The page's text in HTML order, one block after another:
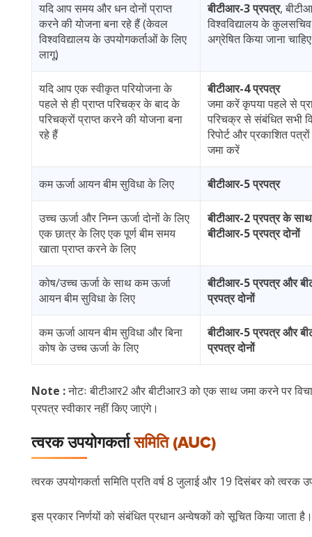
यदि आप समय और धन दोनों प्राप्त
करने की योजना बना रहे हैं (केवल
विश्वविद्यालय के उपयोगकर्ताओं के लिए
लागू)
बीटीआर-3 प्रपत्र,
विश्वविद्यालय के कुलसचिव
अग्रेषित किया जाना चाहिए
यदि आप एक स्वीकृत परियोजना के
पहले से ही प्राप्त परिचक्र के बाद के
परिचक्रों प्राप्त करने की योजना बना
रहे हैं
बीटीआर-4 प्रपत्र
जमा करें कृपया पहले से
परिचक्र से संबंधित सभी
रिपोर्ट और प्रकाशित
जमा करें
कम ऊर्जा आयन बीम सुविधा के लिए बीटीआर-5 प्रपत्र
उच्च ऊर्जा और निम्न ऊर्जा दोनों के लिए
एक छात्र के लिए एक पूर्ण बीम समय
खाता प्राप्त करने के लिए
बीटीआर-2 प्रपत्र के साथ
बीटीआर-5 प्रपत्र दोनों
कोष/उच्च ऊर्जा के साथ कम ऊर्जा
आयन बीम सुविधा के लिए
बीटीआर-5 प्रपत्र और
प्रपत्र दोनों
कम ऊर्जा आयन बीम सुविधा और बिना
कोष के उच्च ऊर्जा के लिए
बीटीआर-5 प्रपत्र और
प्रपत्र दोनों
Note :नोटः बीटीआर2 और बीटीआर3 को एक साथ जमा करने पर
प्रपत्र स्वीकार नहीं किए जाएंगे।
त्वरक उपयोगकर्तासमिति (AUC)
त्वरक उपयोगकर्ता समिति प्रति वर्ष 8 जुलाई और 19 दिसंबर को त्वरक
इस प्रकार निर्णयों को संबंधित प्रधान अन्वेषकों को सूचित किया जाता है।